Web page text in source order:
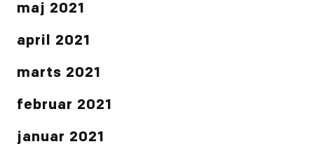
maj 2021
april 2021
marts 2021
februar 2021
januar 2021